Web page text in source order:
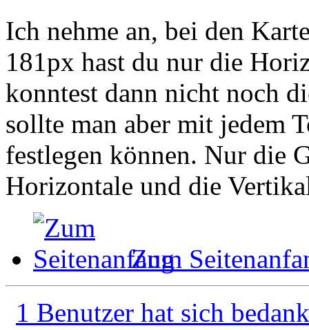
Ich nehme an, bei den
181px hast du nur die
konntest dann nicht noch
sollte man aber mit jedem
festlegen können. Nur die
Horizontale und die
Zum
1 Benutzer hat sich